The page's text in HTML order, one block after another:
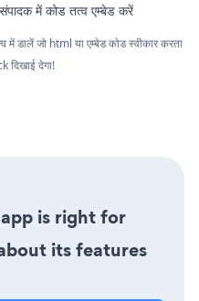
में कोड तत्व एम्बेड करें
डालें जो html या एम्बेड कोड स्वीकार करता
देगा!
is right for
its features